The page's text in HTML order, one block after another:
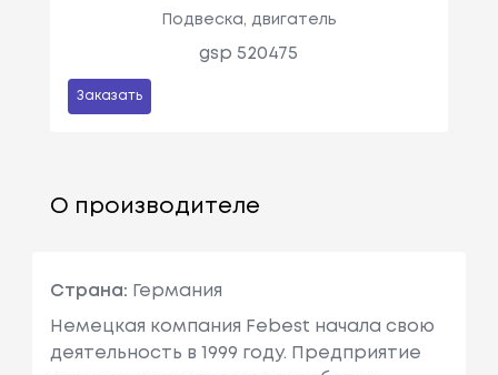
Подвеска, двигатель
gsp 520475
Заказать
О производителе
Страна: Германия
Немецкая компания Febest начала свою
деятельность в 1999 году. Предприятие